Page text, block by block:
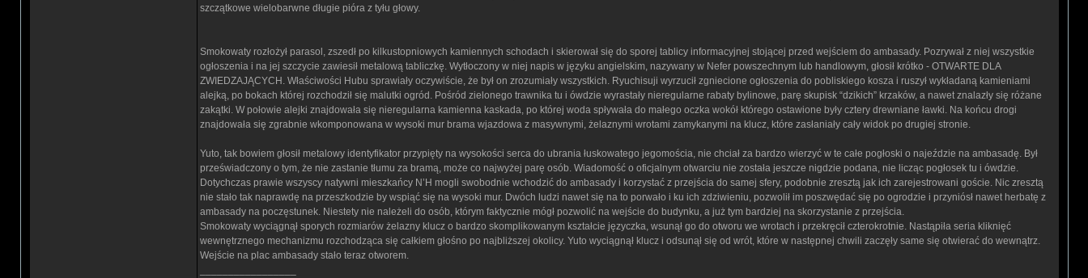
szczątkowe wielobarwne długie pióra z tyłu głowy.
Smokowaty rozłożył parasol, zszedł po kilkustopniowych kamiennych schodach i skierował się do sporej tablicy informacyjnej stojącej przed wejściem do ambasady. Pozrywał z niej wszystkie
ogłoszenia i na jej szczycie zawiesił metalową tabliczkę. Wytłoczony w niej napis w języku angielskim, nazywany w Nefer powszechnym lub handlowym, głosił krótko - OTWARTE DLA
ZWIEDZAJĄCYCH. Właściwości Hubu sprawiały oczywiście, że był on zrozumiały wszystkich. Ryuchisuji wyrzucił zgniecione ogłoszenia do pobliskiego kosza i ruszył wykładaną kamieniami
alejką, po bokach której rozchodził się malutki ogród. Pośród zielonego trawnika tu i ówdzie wyrastały nieregularne rabaty bylinowe, parę skupisk “dzikich” krzaków, a nawet znalazły się różane
zakątki. W połowie alejki znajdowała się nieregularna kamienna kaskada, po której woda spływała do małego oczka wokół którego ostawione były cztery drewniane ławki. Na końcu drogi
znajdowała się zgrabnie wkomponowana w wysoki mur brama wjazdowa z masywnymi, żelaznymi wrotami zamykanymi na klucz, które zasłaniały cały widok po drugiej stronie.
Yuto, tak bowiem głosił metalowy identyfikator przypięty na wysokości serca do ubrania łuskowatego jegomościa, nie chciał za bardzo wierzyć w te całe pogłoski o najeździe na ambasadę. Był
przeświadczony o tym, że nie zastanie tłumu za bramą, może co najwyżej parę osób. Wiadomość o oficjalnym otwarciu nie została jeszcze nigdzie podana, nie licząc pogłosek tu i ówdzie.
Dotychczas prawie wszyscy natywni mieszkańcy N’H mogli swobodnie wchodzić do ambasady i korzystać z przejścia do samej sfery, podobnie zresztą jak ich zarejestrowani goście. Nic zresztą
nie stało tak naprawdę na przeszkodzie by wspiąć się na wysoki mur. Dwóch ludzi nawet się na to porwało i ku ich zdziwieniu, pozwolił im poszwędać się po ogrodzie i przyniósł nawet herbatę z
ambasady na poczęstunek. Niestety nie należeli do osób, którym faktycznie mógł pozwolić na wejście do budynku, a już tym bardziej na skorzystanie z przejścia.
Smokowaty wyciągnął sporych rozmiarów żelazny klucz o bardzo skomplikowanym kształcie języczka, wsunął go do otworu we wrotach i przekręcił czterokrotnie. Nastąpiła seria kliknięć
wewnętrznego mechanizmu rozchodząca się całkiem głośno po najbliższej okolicy. Yuto wyciągnął klucz i odsunął się od wrót, które w następnej chwili zaczęły same się otwierać do wewnątrz.
Wejście na plac ambasady stało teraz otworem.